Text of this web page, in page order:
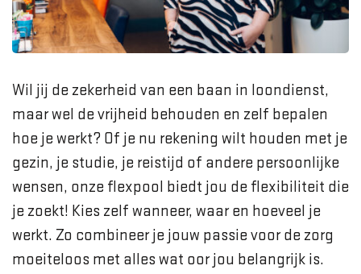
Wil jij de zekerheid van een baan in loondienst,
maar wel de vrijheid behouden en zelf bepalen
hoe je werkt? Of je nu rekening wilt houden met je
gezin, je studie, je reistijd of andere persoonlijke
wensen, onze flexpool biedt jou de flexibiliteit die
je zoekt! Kies zelf wanneer, waar en hoeveel je
werkt. Zo combineer je jouw passie voor de zorg
moeiteloos met alles wat oor jou belangrijk is.